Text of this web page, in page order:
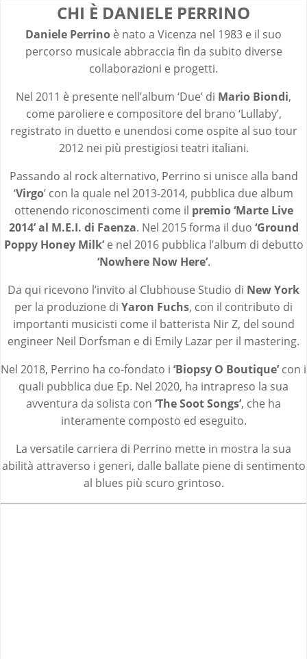
CHI È DANIELE PERRINO
Daniele Perrino è nato a Vicenza nel 1983 e il suo
percorso musicale abbraccia fin da subito diverse
collaborazioni e progetti.
Nel 2011 è presente nell’album ‘Due’ di Mario Biondi,
come paroliere e compositore del brano ‘Lullaby’,
registrato in duetto e unendosi come ospite al suo tour
2012 nei più prestigiosi teatri italiani.
Passando al rock alternativo, Perrino si unisce alla band
‘Virgo’ con la quale nel 2013-2014, pubblica due album
ottenendo riconoscimenti come il premio ‘Marte Live
2014’ al M.E.I. di Faenza. Nel 2015 forma il duo ‘Ground
Poppy Honey Milk’e nel 2016 pubblica l’album di debutto
‘Nowhere Now Here’.
Da qui ricevono l’invito al Clubhouse Studio di New York
per la produzione di Yaron Fuchs, con il contributo di
importanti musicisti come il batterista Nir Z, del sound
engineer Neil Dorfsman e di Emily Lazar per il mastering.
Nel 2018, Perrino ha co-fondato i ‘Biopsy O Boutique’con i
quali pubblica due Ep. Nel 2020, ha intrapreso la sua
avventura da solista con ‘The Soot Songs’, che ha
interamente composto ed eseguito.
La versatile carriera di Perrino mette in mostra la sua
abilità attraverso i generi, dalle ballate piene di sentimento
al blues più scuro grintoso.